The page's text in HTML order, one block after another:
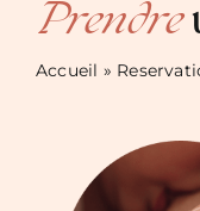
Prendre
Accueil »